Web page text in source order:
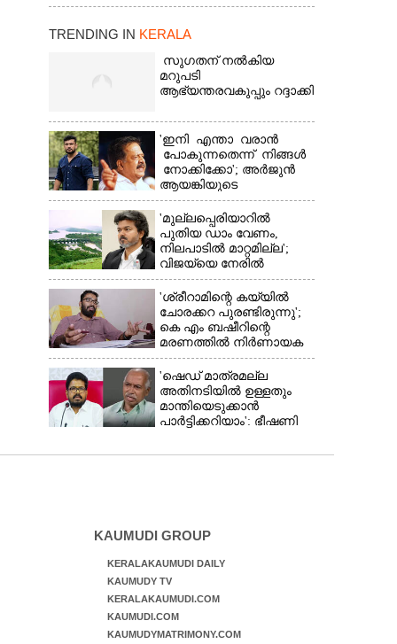
ള്ള കാഴ്ച
TRENDING IN KERALA
സുഗതന് നൽകിയ
മറുപടി
ആഭ്യന്തരവകുപ്പും റദ്ദാക്കി
'ഇനി എന്താ വരാൻ
പോകുന്നതെന്ന് നിങ്ങൾ
നോക്കിക്കോ'; അർജുൻ
ആയങ്കിയുടെ
വെല്ലുവിളിയിൽ രമേശ്
ചെന്നിത്തല
'മുല്ലപ്പെരിയാറിൽ
പുതിയ ഡാം വേണം,
നിലപാടിൽ മാറ്റമില്ല';
വിജയ്‌യെ നേരിൽ
കാണാനൊരുങ്ങി കേരള
സർക്കാർ
'ശ്രീറാമിന്റെ കയ്യിൽ
ചോരക്കറ പുരണ്ടിരുന്നു';
കെ എം ബഷീറിന്റെ
മരണത്തിൽ നിർണായക
മൊഴിയുമായി ദൃക്‌സാക്ഷി
'ഷെഡ് മാത്രമല്ല
അതിനടിയിൽ ഉള്ളതും
മാന്തിയെടുക്കാൻ
പാർട്ടിക്കറിയാം': ഭീഷണി
രാഗേഷ്
KAUMUDI GROUP
KERALAKAUMUDI DAILY
KAUMUDY TV
KERALAKAUMUDI.COM
KAUMUDI.COM
KAUMUDYMATRIMONY.COM